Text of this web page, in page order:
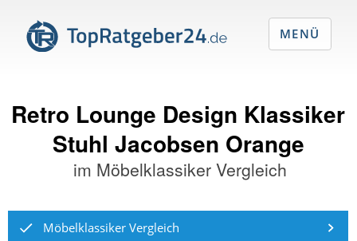
Retro Lounge Design Klassiker
Stuhl Jacobsen Orange
im Möbelklassiker Vergleich
Möbelklassiker Vergleich
MENÜ